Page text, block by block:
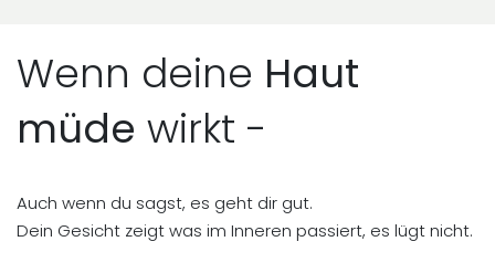
Wenn deine Haut
müde wirkt -
Auch wenn du sagst, es geht dir gut.
Dein Gesicht zeigt was im Inneren passiert, es lügt nicht.